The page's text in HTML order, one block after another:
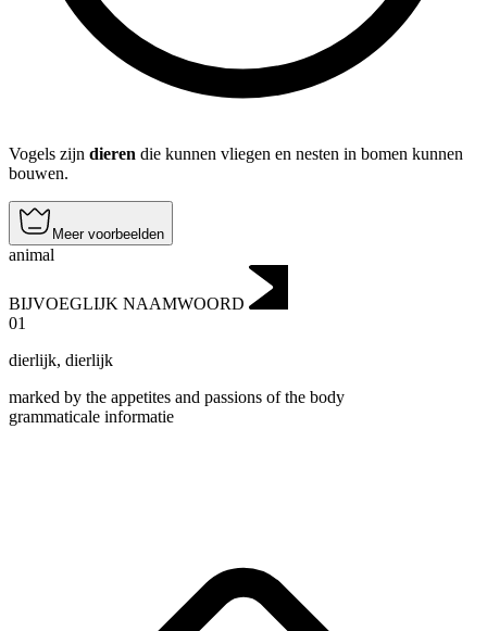
Vogels zijn dieren die kunnen vliegen en nesten in bomen kunnen
bouwen.
Meer voorbeelden
animal
BIJVOEGLIJK NAAMWOORD
01
dierlijk, dierlijk
marked by the appetites and passions of the body
grammaticale informatie